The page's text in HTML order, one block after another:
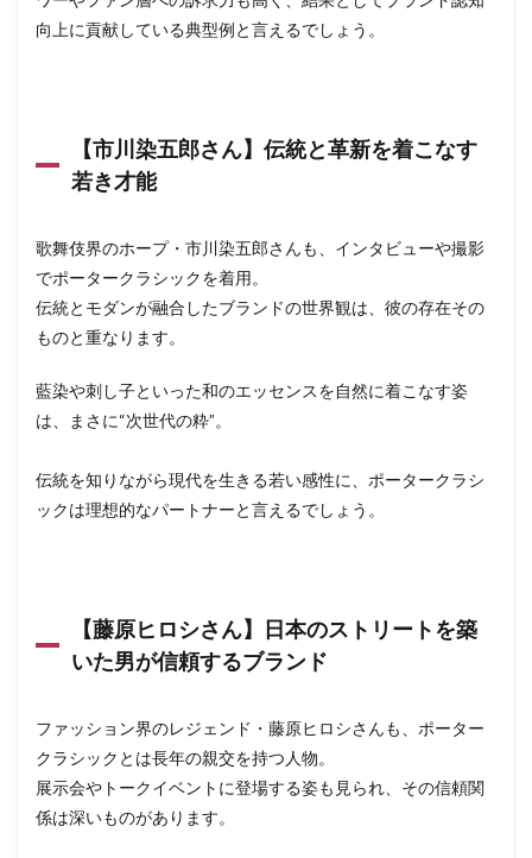
向上に貢献している典型例と言えるでしょう。
【市川染五郎さん】伝統と革新を着こなす
若き才能
歌舞伎界のホープ・市川染五郎さんも、インタビューや撮影
でポータークラシックを着用。
伝統とモダンが融合したブランドの世界観は、彼の存在その
ものと重なります。
藍染や刺し子といった和のエッセンスを自然に着こなす姿
は、まさに“次世代の粋”。
伝統を知りながら現代を生きる若い感性に、ポータークラシ
ックは理想的なパートナーと言えるでしょう。
【藤原ヒロシさん】日本のストリートを築
いた男が信頼するブランド
ファッション界のレジェンド・藤原ヒロシさんも、ポーター
クラシックとは長年の親交を持つ人物。
展示会やトークイベントに登場する姿も見られ、その信頼関
係は深いものがあります。